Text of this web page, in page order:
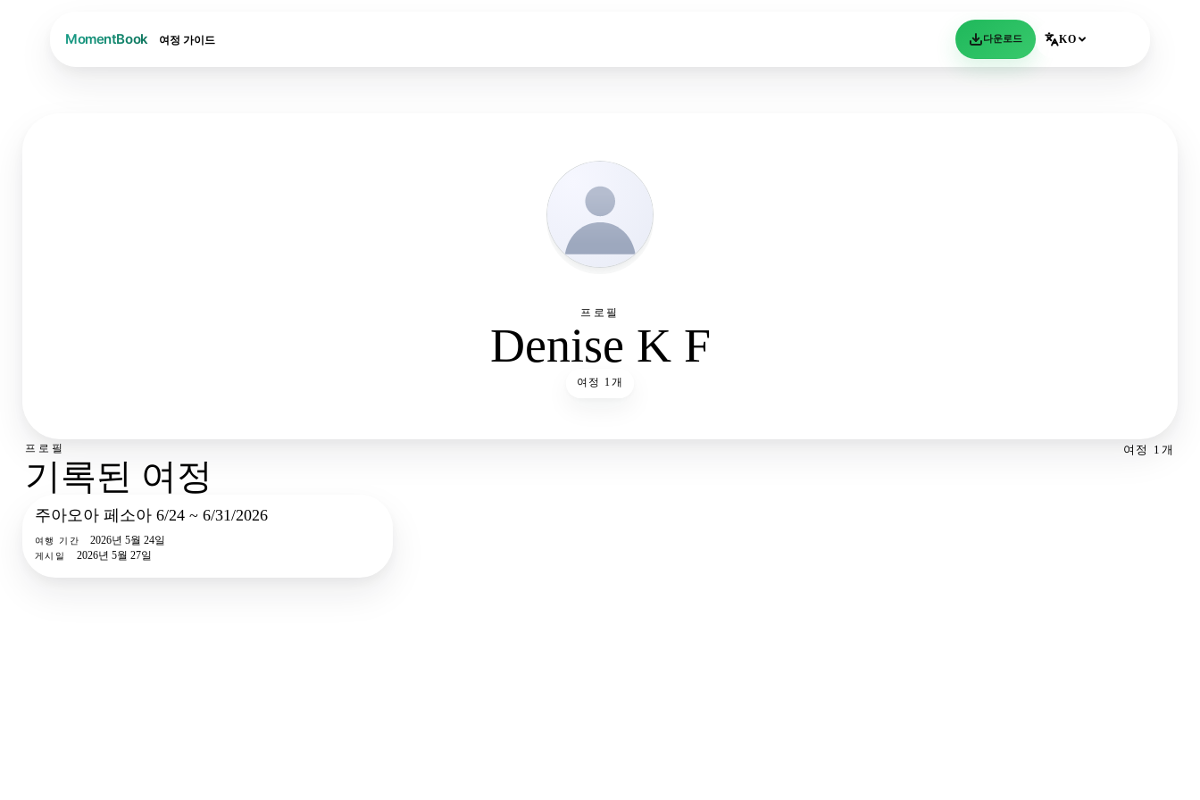
여정 가이드 다운로드 KO
프로필
Denise K F
여정 1개
프로필
기록된 여정
여정 1개
주아오아 페소아 6/24 ~ 6/31/2026
여행 기간 2026년 5월 24일
게시일 2026년 5월 27일